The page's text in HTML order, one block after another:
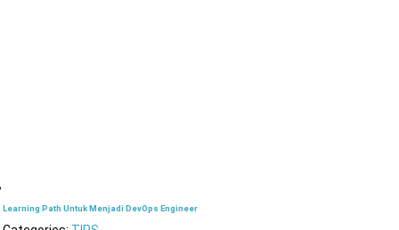
Learning Path Untuk Menjadi DevOps Engineer